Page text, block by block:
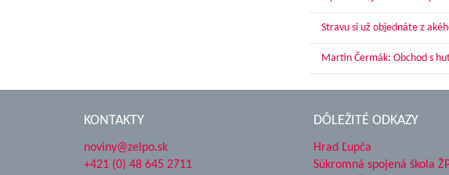
Stravu si už objednáte z
Martin Čermák: Obchod s
KONTAKTY
noviny@zelpo.sk
+421 (0) 48 645 2711
DÔLEŽITÉ ODKAZY
Hrad Ľupča
Súkromná spojená škola